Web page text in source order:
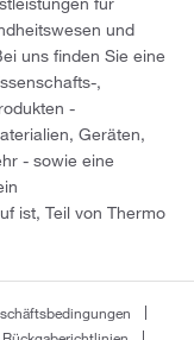
und
uns finden Sie eine
,
-
Geräten,
- sowie eine
ist, Teil von Thermo